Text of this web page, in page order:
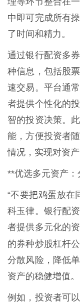
中即可完成所有
了时间和精力。
通过银行配资多
种信息，包括股
速交易。平台通
者提供个性化的
智的投资决策。
能，方便投资者
情况，实现对资产
**优选多元资产
“不要把鸡蛋放在
科玉律。银行配
者提供多元化的
的券种炒股杠杆公
分散风险，降低
资产的稳健增值。
例如，投资者可